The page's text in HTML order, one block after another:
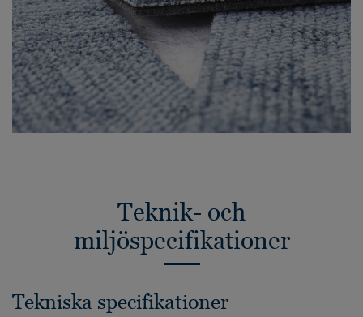
Teknik- och
miljöspecifikationer
Tekniska specifikationer